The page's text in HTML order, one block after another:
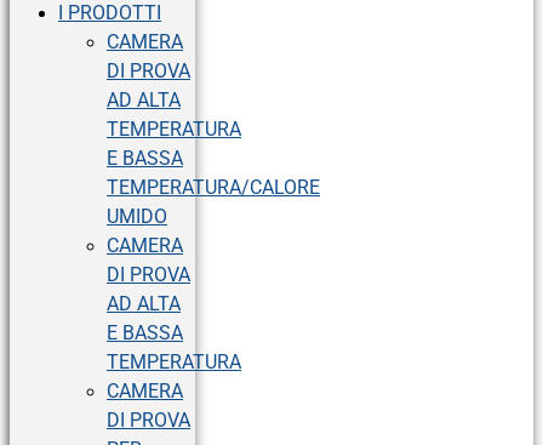
I PRODOTTI
CAMERA
DI PROVA
AD ALTA
TEMPERATURA
E BASSA
TEMPERATURA/CALORE
UMIDO
CAMERA
DI PROVA
AD ALTA
E BASSA
TEMPERATURA
CAMERA
DI PROVA